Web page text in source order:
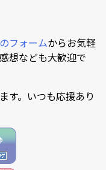
フォームからお気軽
想なども大歓迎で
す。いつも応援あり